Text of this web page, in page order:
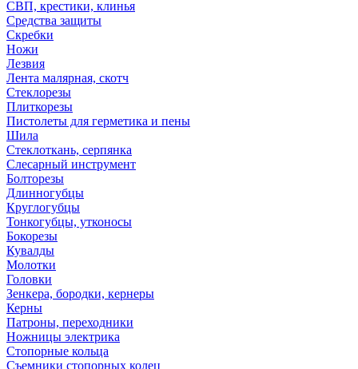
СВП, крестики, клинья
Средства защиты
Скребки
Ножи
Лезвия
Лента малярная, скотч
Стеклорезы
Плиткорезы
Пистолеты для герметика и пены
Шила
Стеклоткань, серпянка
Слесарный инструмент
Болторезы
Длинногубцы
Круглогубцы
Тонкогубцы, утконосы
Бокорезы
Кувалды
Молотки
Головки
Зенкера, бородки, кернеры
Керны
Патроны, переходники
Ножницы электрика
Стопорные кольца
Съемники стопорных колец